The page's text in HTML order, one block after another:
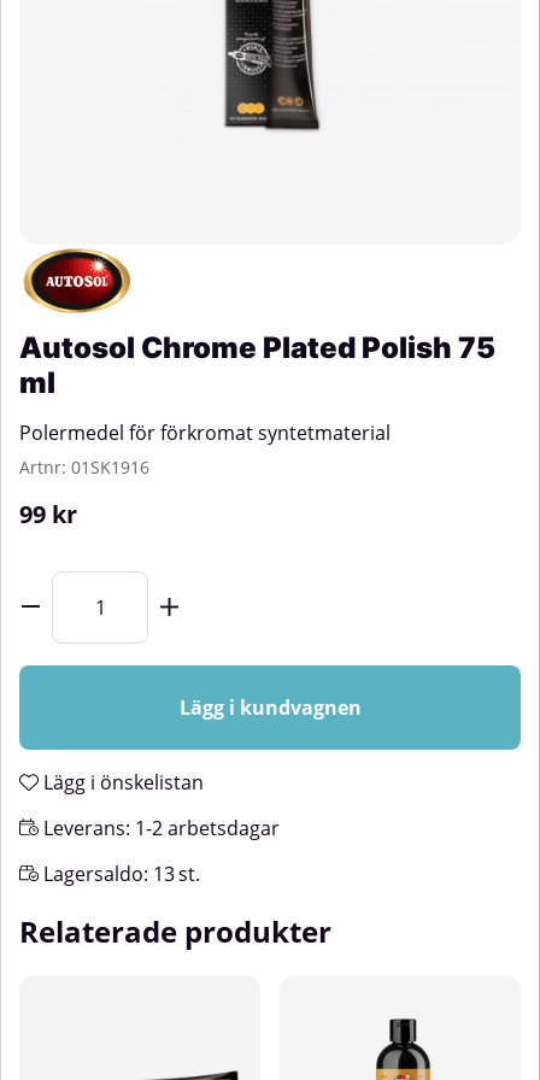
Autosol Chrome Plated Polish 75
ml
Polermedel för förkromat syntetmaterial
Artnr: 01SK1916
99 kr
Lägg i kundvagnen
Lägg i önskelistan
Leverans: 1-2 arbetsdagar
Lagersaldo: 13st.
Relaterade produkter